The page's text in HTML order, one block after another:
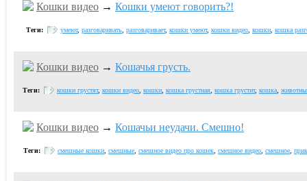
Кошки видео → Кошки умеют говорить?!
Теги: умеют, разговаривать разговаривает, кошки умеют, кошки видео кошки кошка
Кошки видео → Кошачья грусть.
Теги: кошки грустят, кошки видео кошки кошка грустная кошка грустит, кошка
Кошки видео → Кошачьи неудачи. Смешно!
Теги: смешные кошки смешные смешное видео про кошек смешное видео смешное